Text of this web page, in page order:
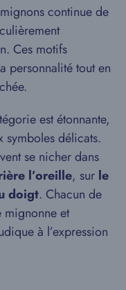
continue de
Ces motifs
personnalité tout en
est étonnante,
symboles délicats.
se nicher dans
l’oreille, sur le
doigt. Chacun de
mignonne et
à l’expression